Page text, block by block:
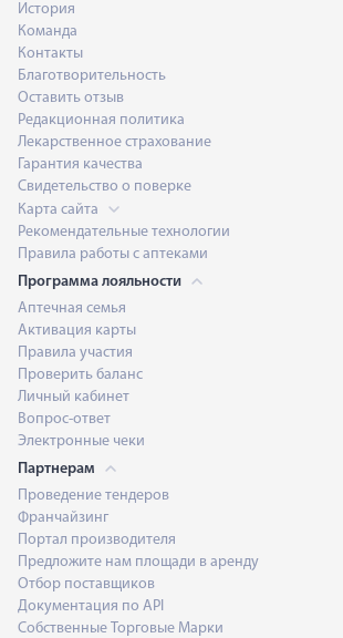
Константин Антонов
Кирилл Белан
История
Команда
Контакты
Благотворительность
Оставить отзыв
Редакционная политика
Лекарственное страхование
Гарантия качества
Свидетельство о поверке
Карта сайта
Рекомендательные технологии
Правила работы с аптеками
Программа лояльности
Аптечная семья
Активация карты
Правила участия
Проверить баланс
Личный кабинет
Вопрос-ответ
Электронные чеки
Партнерам
Проведение тендеров
Франчайзинг
Портал производителя
Предложите нам площади в аренду
Отбор поставщиков
Документация по API
Собственные Торговые Марки